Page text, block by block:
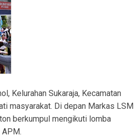
Kerugian Korban Capai Rp36 Juta
PALI Manfaatkan Potensi Perikanan Desa
Kelurahan Sukaraja, Kecamatan
masyarakat. Di depan Markas LSM
berkumpul mengikuti lomba
APM.